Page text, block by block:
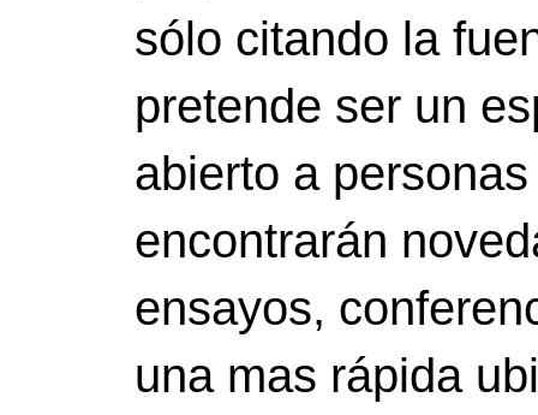
sólo citando la
pretende ser un
abierto a
encontrarán
ensayos,
una mas rápida